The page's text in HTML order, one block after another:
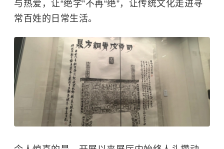
与热爱，让“绝学”不再“绝”，让传统文化走进寻
常百姓的日常生活。